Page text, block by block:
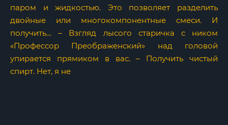
паром и жидкостью. Это позволяет разделить
двойные или многокомпонентные смеси. И
получить… – Взгляд лысого старичка с ником
«Профессор Преображенский» над головой
упирается прямиком в вас. – Получить чистый
спирт. Нет, я не